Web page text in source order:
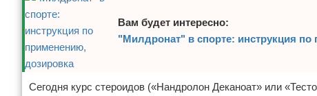
Вам будет интересно:
"Милдронат" в спорте: инструкция
Сегодня курс стероидов («Нандролон Деканоат» или